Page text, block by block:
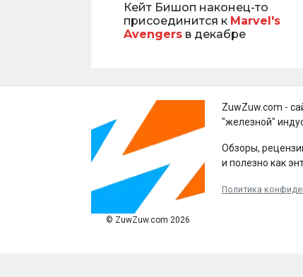
Кейт Бишоп наконец-то
присоединится к Marvel's
Avengers в декабре
© ZuwZuw.com 2026
ZuwZuw.com -
"железной"
Обзоры,
и полезно как
Политика